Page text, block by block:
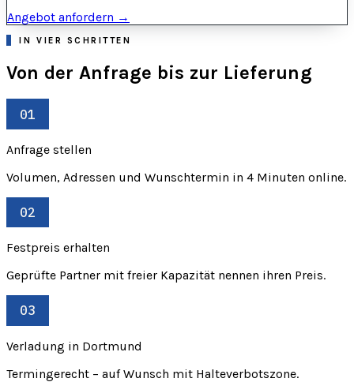
Angebot anfordern →
IN VIER SCHRITTEN
Von der Anfrage bis zur Lieferung
01
Anfrage stellen
Volumen, Adressen und Wunschtermin in 4 Minuten online.
02
Festpreis erhalten
Geprüfte Partner mit freier Kapazität nennen ihren Preis.
03
Verladung in Dortmund
Termingerecht – auf Wunsch mit Halteverbotszone.